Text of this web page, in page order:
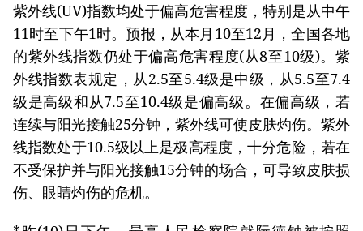
紫外线(UV)指数均处于偏高危害程度，特别是从中午
11时至下午1时。预报，从本月10至12月，全国各地
的紫外线指数仍处于偏高危害程度(从8至10级)。紫
外线指数表规定，从2.5至5.4级是中级，从5.5至7.4
级是高级和从7.5至10.4级是偏高级。在偏高级，若
连续与阳光接触25分钟，紫外线可使皮肤灼伤。紫外
线指数处于10.5级以上是极高程度，十分危险，若在
不受保护并与阳光接触15分钟的场合，可导致皮肤损
伤、眼睛灼伤的危机。